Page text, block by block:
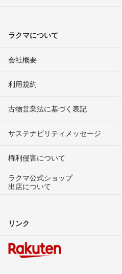
ラクマについて
会社概要
利用規約
古物営業法に基づく表記
サステナビリティメッセージ
権利侵害について
ラクマ公式ショップ
出店について
リンク